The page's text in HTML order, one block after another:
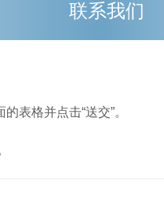
联系我们
表格并点击“送交”。